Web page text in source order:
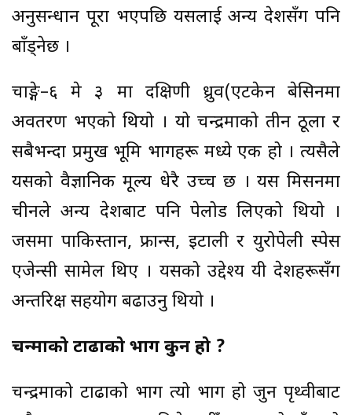
अनुसन्धान पूरा भएपछि यसलाई अन्य देशसँग पनि
बाँड्नेछ ।
चाङ्गे–६ मे ३ मा दक्षिणी ध्रुव(एटकेन बेसिनमा
अवतरण भएको थियो । यो चन्द्रमाको तीन ठूला र
सबैभन्दा प्रमुख भूमि भागहरू मध्ये एक हो । त्यसैले
यसको वैज्ञानिक मूल्य धेरै उच्च छ । यस मिसनमा
चीनले अन्य देशबाट पनि पेलोड लिएको थियो ।
जसमा पाकिस्तान, फ्रान्स, इटाली र युरोपेली स्पेस
एजेन्सी सामेल थिए । यसको उद्देश्य यी देशहरूसँग
अन्तरिक्ष सहयोग बढाउनु थियो ।
चन्द्रमाको टाढाको भाग कुन हो ?
चन्द्रमाको टाढाको भाग त्यो भाग हो जुन पृथ्वीबाट